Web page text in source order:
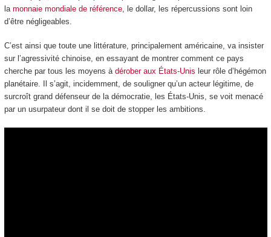
la monnaie mondiale de référence, le dollar, les répercussions sont loin
d’être négligeables.
C’est ainsi que toute une littérature, principalement américaine, va insister
sur l’agressivité chinoise, en essayant de montrer comment ce pays
cherche par tous les moyens à dérober aux États-Unis leur rôle d’hégémon
planétaire. Il s’agit, incidemment, de souligner qu’un acteur légitime, de
surcroît grand défenseur de la démocratie, les États-Unis, se voit menacé
par un usurpateur dont il se doit de stopper les ambitions.